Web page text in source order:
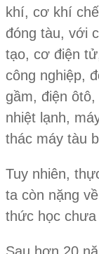
khí, cơ khí
đóng tàu, với
tạo, cơ điện
công nghiệp,
gầm, điện
nhiệt lạnh,
thác máy tàu
Tuy nhiên,
ta còn nặng
thức học chưa